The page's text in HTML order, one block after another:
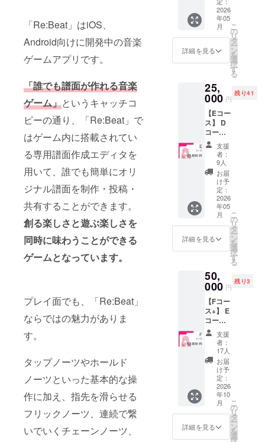
「Re:Beat」はiOS、
Android向けに開発中の音楽
ゲームアプリです。
「誰でも譜面が作れる音楽
ゲーム」というキャッチコ
ピーの通り、「Re:Beat」で
はゲーム内に搭載されてい
る専用譜面作成エディタを
用いて、誰でも簡単にオリ
ジナル譜面を制作・投稿・
共有することができます。
創る楽しさと遊ぶ楽しさを
同時に味わうことができる
ゲームとなっています。
プレイ面でも、「Re:Beat」
ならではの魅力がありま
す。
タップノーツやホールド
ノーツといった基本的な操
作に加え、指先を滑らせる
フリックノーツ、連続で繋
いでいくチェーンノーツ、
人から
選ぶこ
とがで
きま
す。 ・
シアン
ンク) ・
イエ
ロー (黄
色)
ジット
記載 ■
クラウ
ドファ
ンディ
スマホ
サイ
クラウ
ドファ
ンディ
ング限
定アイ
コン ■
専用称
礼メッ
セージ
はメイ
ンキャ
ラク
ターの3
きま
す。 ・
シアン
(水色)
・マゼ
ンタ (ピ
ンク) ・
イエ
ロー (黄
色)
た内容
です。
《リ
ターン
内容》
■ キャ
らのお
礼メッ
セージ
（3種類
から1
つ） ■
ゲーム
内にお
名前を
クレ
ジット
記載 ■
クラウ
ドファ
ンディ
ング限
定壁紙
ズ） ■
クラウ
ンディ
ング限
定アイ
コン ■
専用称
号 ■ ポ
スト
カード
（3種類
から1
つ） ■
設定資
料冊子
※お礼
2026
年05
月
詳細を見る
こ
の
リ
タ
ー
ン
を
選
択
す
る
25,
000 円
残り41
【Eコー
ス】 D
コース
に限定
ガラス
スタン
ドと全
種類の
ポスト
カード
を加え
た豪華
なコー
スで
す。
内容》
■ キャ
ラク
ターか
らのお
礼メッ
セージ
（3種類
から1
つ） ■
ゲーム
内にお
名前を
クレ
ジット
記載 ■
クラウ
支援
者：
9人
お届
け予
定：
2026
年05
月
詳細を見る
こ
の
リ
タ
ー
ン
を
選
択
す
る
50,
000 円
残り3
【Fコー
ス+】 E
コース
に虹色
の専用
称号・
スポン
サーク
レジッ
トが加
わった
最上位
コース
です。
※Fコー
支援
者：
17人
お届
け予
定：
2026
年10
月
詳細を見る
こ
の
リ
タ
ー
ン
を
選